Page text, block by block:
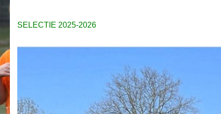
SELECTIE 2025-2026